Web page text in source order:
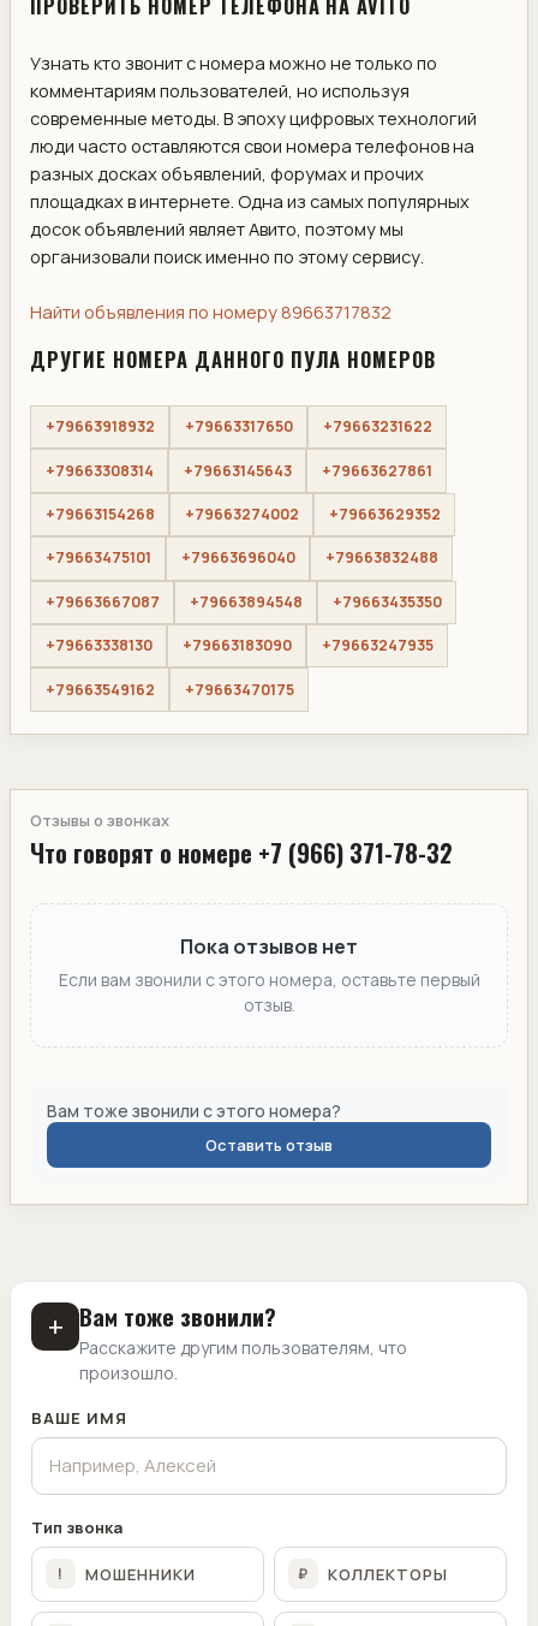
ПРОВЕРИТЬ НОМЕР ТЕЛЕФОНА НА AVITO
Узнать кто звонит с номера можно не только по
комментариям пользователей, но используя
современные методы. В эпоху цифровых технологий
люди часто оставляются свои номера телефонов на
разных досках объявлений, форумах и прочих
площадках в интернете. Одна из самых популярных
досок объявлений являет Авито, поэтому мы
организовали поиск именно по этому сервису.
Найти объявления по номеру 89663717832
ДРУГИЕ НОМЕРА ДАННОГО ПУЛА НОМЕРОВ
+79663918932 +79663317650 +79663231622
+79663308314 +79663145643 +79663627861
+79663154268 +79663274002 +79663629352
+79663475101 +79663696040 +79663832488
+79663667087 +79663894548 +79663435350
+79663338130 +79663183090 +79663247935
+79663549162 +79663470175
Отзывы о звонках
Что говорят о номере +7 (966) 371-78-32
Пока отзывов нет
Если вам звонили с этого номера, оставьте первый
отзыв.
Вам тоже звонили с этого номера?
Оставить отзыв
+ Вам тоже звонили?
Расскажите другим пользователям, что
произошло.
ВАШЕ ИМЯ
Тип звонка
! МОШЕННИКИ ₽ КОЛЛЕКТОРЫ